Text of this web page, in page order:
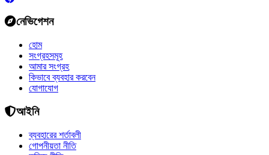
নেভিগেশন
হোম
সংগ্রহসমূহ
আমার সংগ্রহ
কিভাবে ব্যবহার করবেন
যোগাযোগ
আইনি
ব্যবহারের শর্তাবলী
গোপনীয়তা নীতি